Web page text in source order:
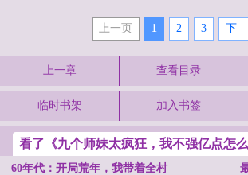
上一页 1 2 3 下—
上一章 查看目录
临时书架 加入书签
看了《九个师妹太疯狂，我不强亿点怎
60年代：开局荒年，我带着全村